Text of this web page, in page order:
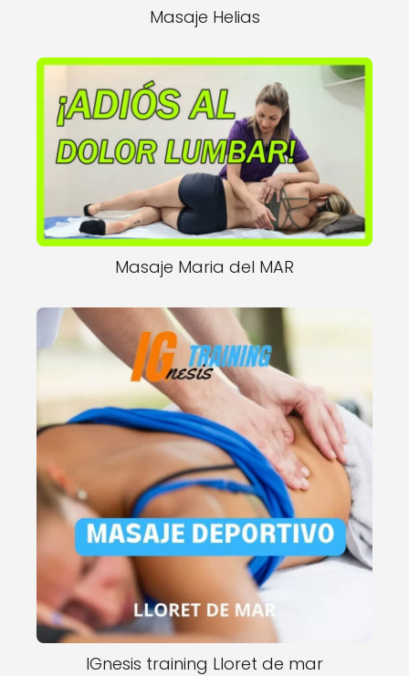
Masaje Helias
Masaje Maria del MAR
IGnesis training Lloret de mar